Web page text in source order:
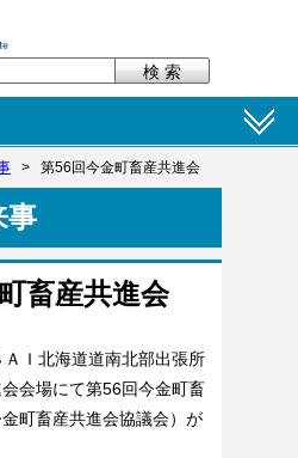
> 第56回今金町畜産共進会
事
畜産共進会
Ｉ北海道道南北部出張所
会場にて第56回今金町畜
町畜産共進会協議会）が